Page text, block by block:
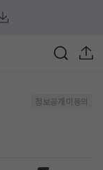
정보공개 미동의